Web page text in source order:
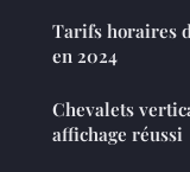
Tarifs horaires
en 2024
Chevalets
affichage réussi